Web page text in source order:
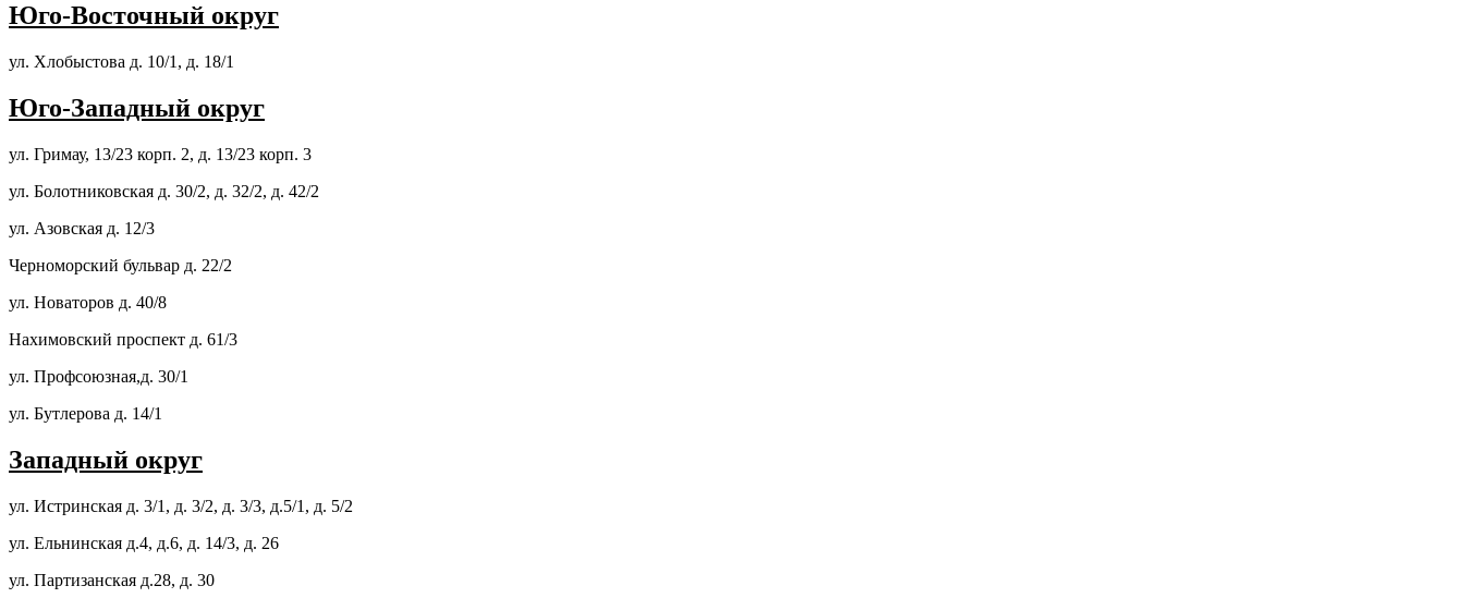
Юго-Восточный округ
ул. Хлобыстова д. 10/1, д. 18/1
Юго-Западный округ
ул. Гримау, 13/23 корп. 2, д. 13/23 корп. 3
ул. Болотниковская д. 30/2, д. 32/2, д. 42/2
ул. Азовская д. 12/3
Черноморский бульвар д. 22/2
ул. Новаторов д. 40/8
Нахимовский проспект д. 61/3
ул. Профсоюзная,д. 30/1
ул. Бутлерова д. 14/1
Западный округ
ул. Истринская д. 3/1, д. 3/2, д. 3/3, д.5/1, д. 5/2
ул. Ельнинская д.4, д.6, д. 14/3, д. 26
ул. Партизанская д.28, д. 30